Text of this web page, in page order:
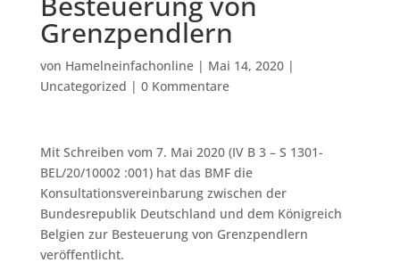
Grenzpendlern
von Hamelneinfachonline| Mai 14, 2020|
Uncategorized | 0 Kommentare
Mit Schreiben vom 7. Mai 2020 (IV B 3 – S 1301-
BEL/20/10002 :001) hat das BMF die
Konsultationsvereinbarung zwischen der
Bundesrepublik Deutschland und dem Königreich
Belgien zur Besteuerung von Grenzpendlern
veröffentlicht.